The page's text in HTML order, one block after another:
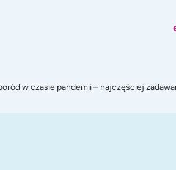
w czasie pandemii – najczęściej